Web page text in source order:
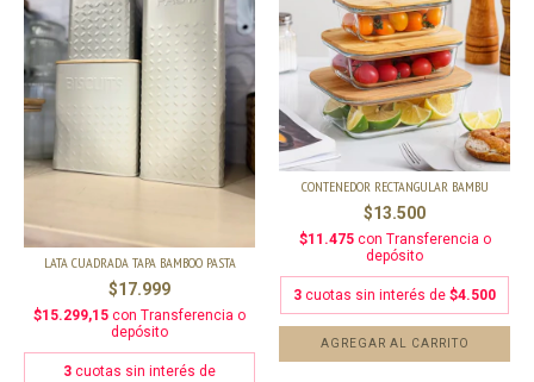
LATA CUADRADA TAPA BAMBOO PASTA
$17.999
$15.299,15 con Transferencia o
depósito
3 cuotas sin interés de
CONTENEDOR RECTANGULAR BAMBU
$13.500
$11.475 con Transferencia o
depósito
3 cuotas sin interés de $4.500
AGREGAR AL CARRITO